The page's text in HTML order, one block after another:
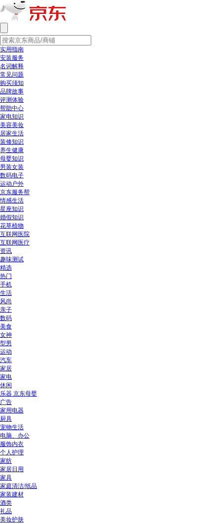
实用指南
安装服务
名词解释
常见问题
购买须知
品牌故事
评测体验
帮助中心
家电知识
美容美妆
居家生活
装修知识
养生健康
母婴知识
男装女装
数码电子
运动户外
京东服务帮
情感生活
星座知识
婚假知识
花草植物
互联网医院
互联网医疗
资讯
趣味测试
精选
热门
手机
生活
风尚
亲子
数码
美食
女神
型男
运动
汽车
家居
家电
休闲
乐器 京东母婴
广告
家用电器
厨具
宠物生活
电脑、办公
服饰内衣
个人护理
家纺
家居日用
家具
家庭清洁/纸品
家装建材
酒类
礼品
美妆护肤